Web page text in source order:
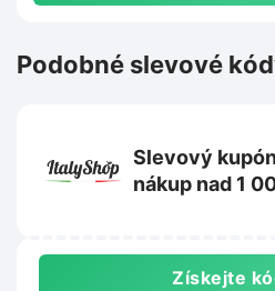
Podobné slevové
Slevový
nákup nad 1
Získejte